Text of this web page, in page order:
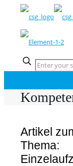
Artikel
Thema: